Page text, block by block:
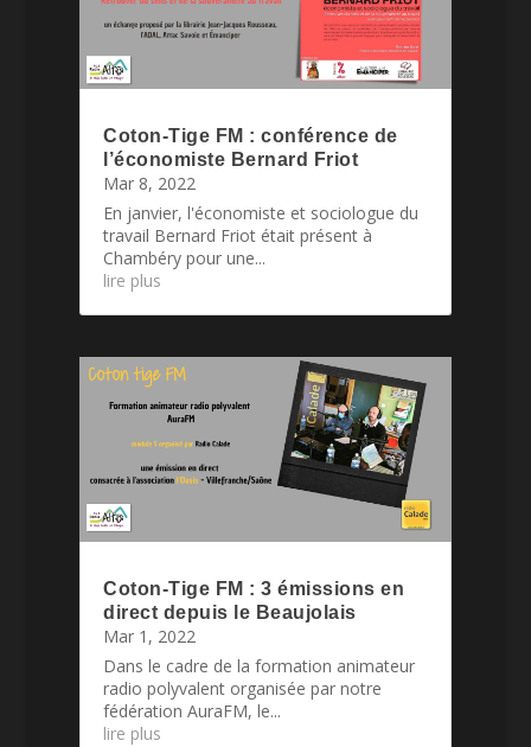
Coton-Tige FM : conférence de
l’économiste Bernard Friot
Mar 8, 2022
En janvier, l'économiste et sociologue du
travail Bernard Friot était présent à
Chambéry pour une...
lire plus
Coton-Tige FM : 3 émissions en
direct depuis le Beaujolais
Mar 1, 2022
Dans le cadre de la formation animateur
radio polyvalent organisée par notre
fédération AuraFM, le...
lire plus